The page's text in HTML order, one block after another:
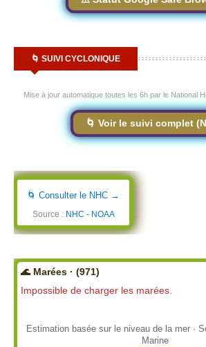
🌀 SUIVI CYCLONIQUE
Mise à jour automatique toutes les 6h par le National
🌀 Voir le suivi complet
🌀 Consulter le NHC →
Source : NHC - NOAA
🌊 Marées · (971)
Impossible de charger les marées.
Estimation basée sur le niveau de la mer ·
Marine